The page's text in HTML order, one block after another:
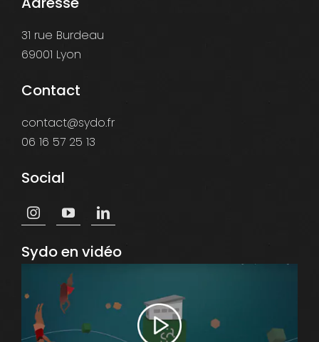
31 rue Burdeau
69001 Lyon
Contact
contact@sydo.fr
06 16 57 25 13
Social
Sydo en vidéo